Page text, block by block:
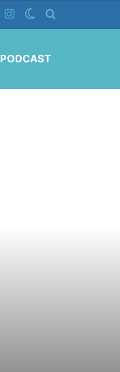
YouTubeInstagramSwitch skin
PODCAST